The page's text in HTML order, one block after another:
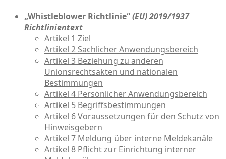
„Whistleblower Richtlinie“(EU) 2019/1937
Richtlinientext
Artikel 1 Ziel
Artikel 2 Sachlicher Anwendungsbereich
Artikel 3 Beziehung zu anderen
Unionsrechtsakten und nationalen
Bestimmungen
Artikel 4 Persönlicher Anwendungsbereich
Artikel 5 Begriffsbestimmungen
Artikel 6 Voraussetzungen für den Schutz von
Hinweisgebern
Artikel 7 Meldung über interne Meldekanäle
Artikel 8 Pflicht zur Einrichtung interner